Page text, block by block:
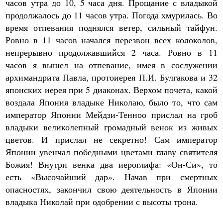
часов утра до 10, 5 часа дня. Прощание с владыкой
продолжалось до 11 часов утра. Погода хмурилась. Во
время отпевания поднялся ветер, сильный тайфун.
Ровно в 11 часов начался перезвон всех колоколов,
непрерывно продолжавшийся 2 часа. Ровно в 11
часов я вышел на отпевание, имея в сослужении
архимандрита Павла, протоиерея П.И. Булгакова и 32
японских иерея при 5 диаконах. Верхом почета, какой
воздала Япония владыке Николаю, было то, что сам
император Японии Мейдзи-Тенноо прислал на гроб
владыки великолепный громадный венок из живых
цветов. И прислал не секретно! Сам император
Японии увенчал победными цветами главу святителя
Божия! Внутри венка два иероглифа: «Он-Си», то
есть «Высочайший дар». Начав при смертных
опасностях, закончил свою деятельность в Японии
владыка Николай при одобрении с высоты трона.